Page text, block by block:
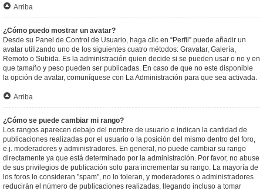
Arriba
¿Cómo puedo mostrar un avatar?
Desde su Panel de Control de Usuario, haga clic en “Perfil” puede añadir un
avatar utilizando uno de los siguientes cuatro métodos: Gravatar, Galería,
Remoto o Subida. Es la administración quien decide si se pueden usar o no y en
que tamaño y peso pueden ser publicadas. En caso de que no este disponible
la opción de avatar, comuníquese con La Administración para que sea activada.
Arriba
¿Cómo se puede cambiar mi rango?
Los rangos aparecen debajo del nombre de usuario e indican la cantidad de
publicaciones realizadas por el usuario o la posición del mismo dentro del foro,
e.j. moderadores y administradores. En general, no puede cambiar su rango
directamente ya que está determinado por la administración. Por favor, no abuse
de sus privilegios de publicación solo para incrementar su rango. La mayoría de
los foros lo consideran "spam", no lo toleran, y moderadores o administradores
reducirán el número de publicaciones realizadas, llegando incluso a tomar